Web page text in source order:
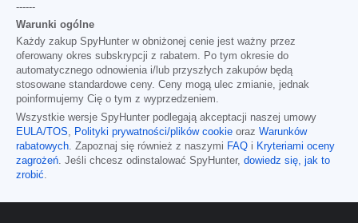
------
Warunki ogólne
Każdy zakup SpyHunter w obniżonej cenie jest ważny przez
oferowany okres subskrypcji z rabatem. Po tym okresie do
automatycznego odnowienia i/lub przyszłych zakupów będą
stosowane standardowe ceny. Ceny mogą ulec zmianie, jednak
poinformujemy Cię o tym z wyprzedzeniem.
Wszystkie wersje SpyHunter podlegają akceptacji naszej umowy
EULA/TOS
Polityki prywatności/plików cookie oraz Warunków
rabatowych . Zapoznaj się również z naszymi FAQ i Kryteriami oceny
zagrożeń . Jeśli chcesz odinstalować SpyHunter, dowiedz się, jak to
zrobić